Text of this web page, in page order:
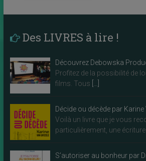
Des LIVRES à lire !
Découvrez Debowska
Profitez de la possibilité de
films. Tous
Décide ou décède par Karine
Voilà un livre que je vous
particulièrement, une écriture
S’autoriser au bonheur par